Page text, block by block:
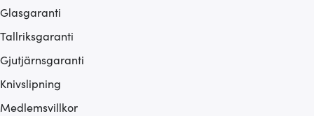
Glasgaranti
Tallriksgaranti
Gjutjärnsgaranti
Knivslipning
Medlemsvillkor